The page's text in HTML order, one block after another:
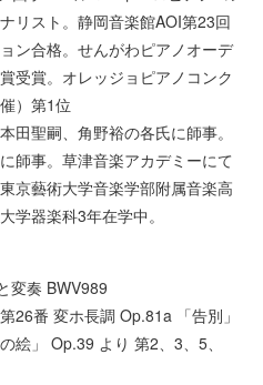
リスト。静岡音楽館AOI第23回
ン合格。せんがわピアノオーデ
受賞。オレッジョピアノコンク
）第1位
田聖嗣、角野裕の各氏に師事。
師事。草津音楽アカデミーにて
京藝術大学音楽学部附属音楽高
学器楽科3年在学中。
変奏 BWV989
26番 変ホ長調 Op.81a 「告別」
絵」 Op.39 より 第2、3、5、